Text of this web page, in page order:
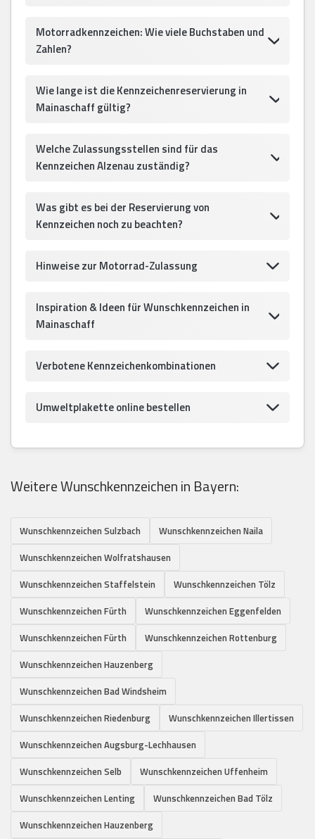
Motorradkennzeichen: Wie viele Buchstaben und
Zahlen?
Wie lange ist die Kennzeichenreservierung in
Mainaschaff gültig?
Welche Zulassungsstellen sind für das
Kennzeichen Alzenau zuständig?
Was gibt es bei der Reservierung von
Kennzeichen noch zu beachten?
Hinweise zur Motorrad-Zulassung
Inspiration & Ideen für Wunschkennzeichen in
Mainaschaff
Verbotene Kennzeichenkombinationen
Umweltplakette online bestellen
Weitere Wunschkennzeichen in Bayern:
Wunschkennzeichen Sulzbach
Wunschkennzeichen Naila
Wunschkennzeichen Wolfratshausen
Wunschkennzeichen Staffelstein
Wunschkennzeichen Tölz
Wunschkennzeichen Fürth
Wunschkennzeichen Eggenfelden
Wunschkennzeichen Fürth
Wunschkennzeichen Rottenburg
Wunschkennzeichen Hauzenberg
Wunschkennzeichen Bad Windsheim
Wunschkennzeichen Riedenburg
Wunschkennzeichen Illertissen
Wunschkennzeichen Augsburg-Lechhausen
Wunschkennzeichen Selb
Wunschkennzeichen Uffenheim
Wunschkennzeichen Lenting
Wunschkennzeichen Bad Tölz
Wunschkennzeichen Hauzenberg